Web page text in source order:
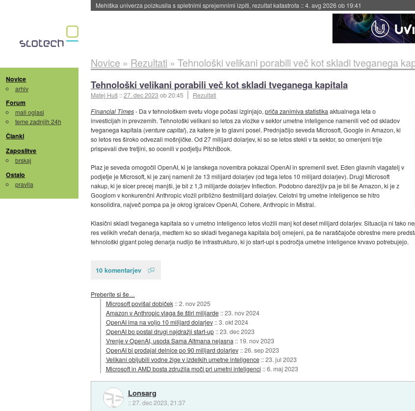
Evropska vesoljska agencija razvija svojo raketo za večkratno uporabo::4. avg 2026 ob 19:41
Novice
arhiv
Forum
mali oglasi
teme zadnjih 24h
Članki
Zaposlitve
brskaj
Ostalo
pravila
Novice » Rezultati » Tehnološki velikani porabili več kot skladi tveganega
Tehnološki velikani porabili več kot skladi tveganega kapitala
Matej Huš ::27. dec 2023 ob 20:45
Rezultati
Financial Times- Da v tehnološkem svetu vloge počasi izginjajo, priča zanimiva statistika aktualnega leta o
investicijah in prevzemih. Tehnološki velikani so letos za vložke v sektor umetne inteligence namenili več od skladov
tveganega kapitala (venture capital), za katere je to glavni posel. Prednjačijo seveda Microsoft, Google in Amazon, ki
so letos res široko odvezali mošnjičke. Od 27 milijard dolarjev, ki so se letos stekli v ta sektor, so omenjeni trije
prispevali dve tretjini, so ocenili v podjetju PitchBook.
Plaz je seveda omogočil OpenAI, ki je lanskega novembra pokazal OpenAI in spremenil svet. Eden glavnih vlagatelj v
podjetje je Microsoft, ki je zanj namenil že 13 milijard dolarjev (od tega letos 10 milijard dolarjev). Drugi Microsoft
nakup, ki je sicer precej manjši, je bil z 1,3 milijarde dolarjev Inflection. Podobno darežljiv pa je bil še Amazon, ki je z
Googlom v konkurenčni Anthropic vložil približno šestmilijard dolarjev. Celotni trg umetne inteligence se hitro
konsolidira, največ pompa pa je okrog igralcev OpenAI, Cohere, Anthropic in Mistral.
Klasični skladi tveganega kapitala so v umetno inteligenco letos vložili manj kot deset milijard dolarjev. Situacija ni tako
res velikih vrečah denarja, medtem ko so skladi tveganega kapitala bolj omejeni, pa še naraščajoče obrestne mere
tehnološki gigant poleg denarja nudijo še infrastrukturo, ki jo start-upi s področja umetne inteligence krvavo potrebujejo.
10 komentarjev
Preberite si še…
Microsoft povišal dobiček ::2. nov 2025
Amazon v Anthropic vlaga še štiri milijarde ::23. nov 2024
OpenAI ima na voljo 10 milijard dolarjev ::3. okt 2024
OpenAI bo postal drugi najdražji start-up ::23. dec 2023
Vrenje v OpenAI, usoda Sama Altmana nejasna :: 19. nov 2023
OpenAI bi prodajal delnice po 90 milijard dolarjev ::26. sep 2023
Velikani obljubili vodne žige v izdelkih umetne inteligence ::23. jul 2023
Microsoft in AMD bosta združila moči pri umetni inteligenci ::6. maj 2023
Lonsarg
::27. dec 2023, 21:37